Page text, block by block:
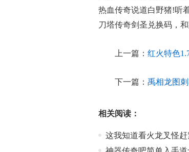
热血传奇说道白野猪!听
刀塔传奇剑圣兑换码，
上一篇： 红火特色
下一篇： 禹相龙图
相关阅读：
这我知道看火龙叉怪赶